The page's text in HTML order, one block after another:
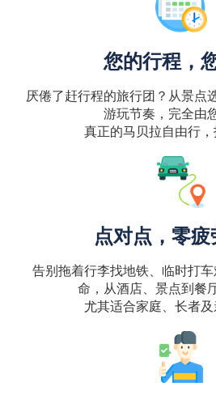
您的行程，
厌倦了赶行程的旅行团？从景点
游玩节奏，完全由
真正的马贝拉自由行，
点对点，零
告别拖着行李找地铁、临时打
命，从酒店、景点到餐
尤其适合家庭、长者及